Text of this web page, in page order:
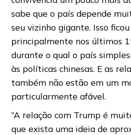
sabe que o país depende
seu vizinho gigante. Isso
principalmente nos últimos
durante o qual o país
às políticas chinesas. E as
também não estão em um
particularmente afável.
“A relação com Trump é
que exista uma ideia de